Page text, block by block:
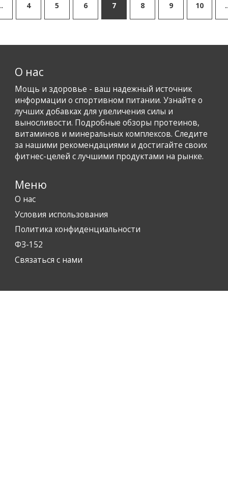
4 5 6 7 8 9 10
О нас
Мощь и здоровье - ваш надежный источник
информации о спортивном питании. Узнайте о
лучших добавках для увеличения силы и
выносливости. Подробные обзоры протеинов,
витаминов и минеральных комплексов. Следите
за нашими рекомендациями и достигайте своих
фитнес-целей с лучшими продуктами на рынке.
Меню
О нас
Условия использования
Политика конфиденциальности
ФЗ-152
Связаться с нами